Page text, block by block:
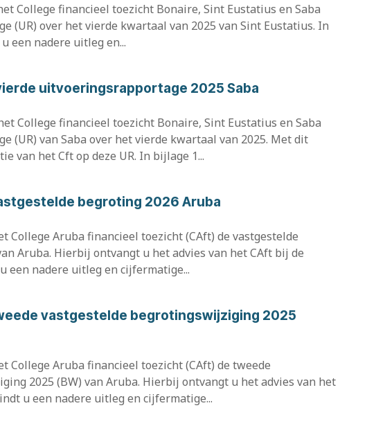
College financieel toezicht Bonaire, Sint Eustatius en Saba
(UR) over het vierde kwartaal van 2025 van Sint Eustatius. In
een nadere uitleg en...
uitvoeringsrapportage 2025 Saba
College financieel toezicht Bonaire, Sint Eustatius en Saba
(UR) van Saba over het vierde kwartaal van 2025. Met dit
van het Cft op deze UR. In bijlage 1...
begroting 2026 Aruba
College Aruba financieel toezicht (CAft) de vastgestelde
Aruba. Hierbij ontvangt u het advies van het CAft bij de
een nadere uitleg en cijfermatige...
vastgestelde begrotingswijziging 2025
College Aruba financieel toezicht (CAft) de tweede
2025 (BW) van Aruba. Hierbij ontvangt u het advies van het
u een nadere uitleg en cijfermatige...